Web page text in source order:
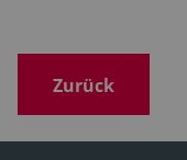
Zurück